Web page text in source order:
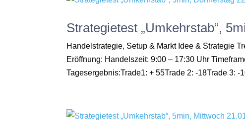
Strategietest „Umkehrstab“,
Handelstrategie, Setup & Markt Idee & Strategie
Eröffnung: Handelszeit: 9:00 – 17:30 Uhr
Tagesergebnis:Trade1: + 55Trade 2: -18Trade 3: -